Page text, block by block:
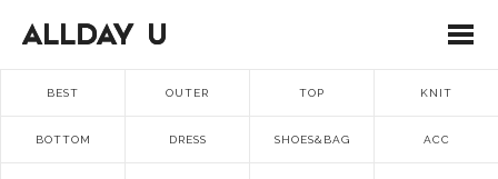
BEST OUTER TOP KNIT
BOTTOM DRESS SHOES&BAG ACC